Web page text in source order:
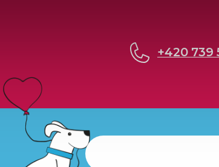
+420 739